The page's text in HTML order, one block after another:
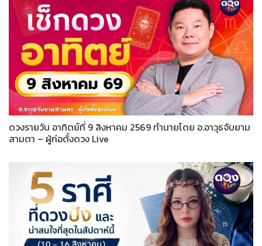
ดวงรายวัน อาทิตย์ที่ 9 สิงหาคม 2569 ทำนายโดย อ.อาวุธจับยาม
สามตา – ผู้ก่อตั้งดวง Live